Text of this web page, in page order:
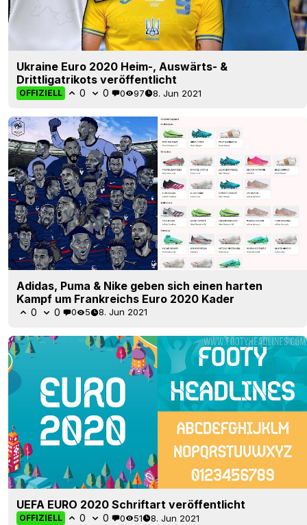
Ukraine Euro 2020 Heim-, Auswärts- &
Drittligatrikots veröffentlicht
OFFIZIELL 0 0 0 97 8. Jun 2021
Adidas, Puma & Nike geben sich einen harten
Kampf um Frankreichs Euro 2020 Kader
0 0 0 5 8. Jun 2021
UEFA EURO 2020 Schriftart veröffentlicht
OFFIZIELL 0 0 0 51 8. Jun 2021